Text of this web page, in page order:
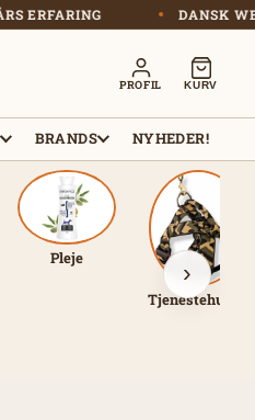
+30 ÅRS ERFARING
PROFIL KURV
BRANDS NYHEDER!
Pleje
Tjenestehunde
›